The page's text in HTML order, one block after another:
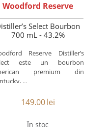
Woodford Reserve
Select Bourbon
700 mL - 43.2%
Reserve Distiller’s
este un bourbon
premium din
...
149.00 lei
În stoc